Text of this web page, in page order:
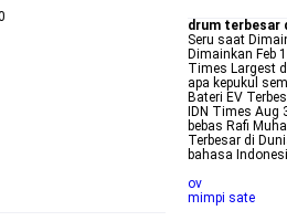
drum terbesar
Seru saat
Dimainkan Feb
Times Largest
apa kepukul
Bateri EV
IDN Times
bebas Rafi
Terbesar di
bahasa
ov
mimpi sate